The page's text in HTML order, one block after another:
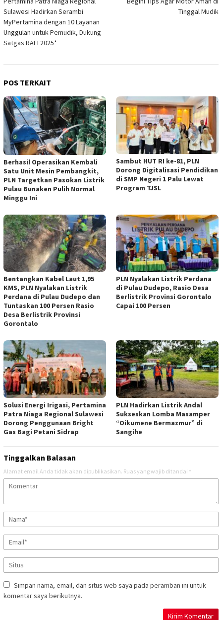
pos
Sulawesi Hadirkan Serambi
MyPertamina dengan 10 Layanan
Unggulan untuk Pemudik, Dukung
Satgas RAFI 2025*
Tinggal Mudik
POS TERKAIT
Berhasil Operasikan Kembali
Satu Unit Mesin Pembangkit,
PLN Targetkan Pasokan Listrik
Pulau Bunaken Pulih Normal
Minggu Ini
Sambut HUT RI ke-81, PLN
Dorong Digitalisasi Pendidikan
di SMP Negeri 1 Palu Lewat
Program TJSL
Bentangkan Kabel Laut 1,95
KMS, PLN Nyalakan Listrik
Perdana di Pulau Dudepo dan
Tuntaskan 100 Persen Rasio
Desa Berlistrik Provinsi
Gorontalo
PLN Nyalakan Listrik Perdana
di Pulau Dudepo, Rasio Desa
Berlistrik Provinsi Gorontalo
Capai 100 Persen
Solusi Energi Irigasi, Pertamina
Patra Niaga Regional Sulawesi
Dorong Penggunaan Bright
Gas Bagi Petani Sidrap
PLN Hadirkan Listrik Andal
Sukseskan Lomba Masamper
“Oikumene Bermazmur” di
Sangihe
Tinggalkan Balasan
Alamat email Anda tidak akan dipublikasikan. Ruas yang wajib ditandai *
Simpan nama, email, dan situs web saya pada peramban ini untuk
komentar saya berikutnya.